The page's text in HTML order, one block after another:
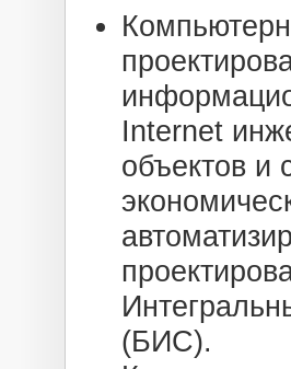
Internet
объектов и
(БИС).